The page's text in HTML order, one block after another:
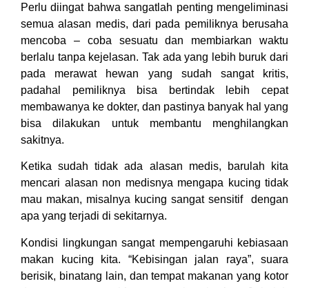
Perlu diingat bahwa sangatlah penting mengeliminasi
semua alasan medis, dari pada pemiliknya berusaha
mencoba – coba sesuatu dan membiarkan waktu
berlalu tanpa kejelasan. Tak ada yang lebih buruk dari
pada merawat hewan yang sudah sangat kritis,
padahal pemiliknya bisa bertindak lebih cepat
membawanya ke dokter, dan pastinya banyak hal yang
bisa dilakukan untuk membantu menghilangkan
sakitnya.
Ketika sudah tidak ada alasan medis, barulah kita
mencari alasan non medisnya mengapa kucing tidak
mau makan, misalnya kucing sangat sensitif dengan
apa yang terjadi di sekitarnya.
Kondisi lingkungan sangat mempengaruhi kebiasaan
makan kucing kita. “Kebisingan jalan raya”, suara
berisik, binatang lain, dan tempat makanan yang kotor